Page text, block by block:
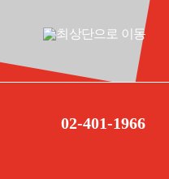
02-401-1966